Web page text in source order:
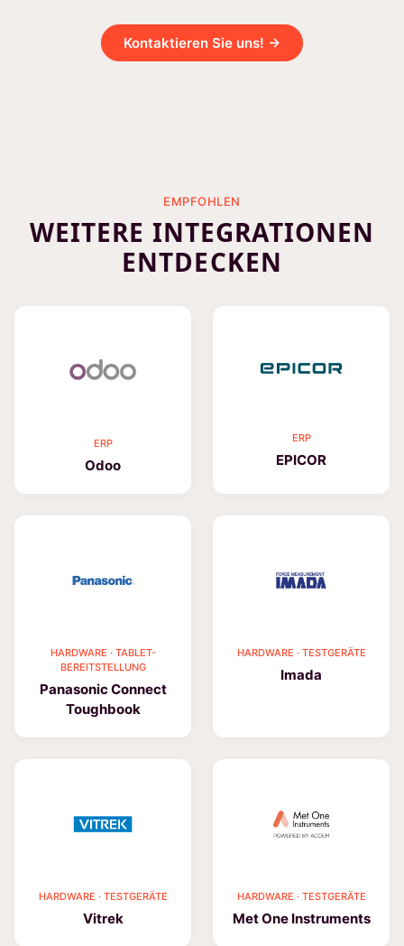
Kontaktieren Sie uns! →
EMPFOHLEN
WEITERE INTEGRATIONEN
ENTDECKEN
ERP
Odoo
ERP
EPICOR
HARDWARE · TABLET-
BEREITSTELLUNG
Panasonic Connect
Toughbook
HARDWARE · TESTGERÄTE
Imada
HARDWARE · TESTGERÄTE
Vitrek
HARDWARE · TESTGERÄTE
Met One Instruments